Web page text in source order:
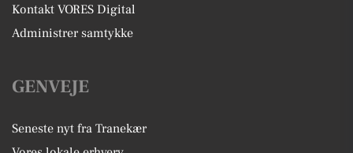
Kontakt VORES Digital
Administrer samtykke
GENVEJE
Seneste nyt fra Tranekær